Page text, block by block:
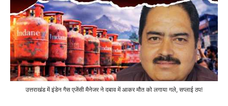
उत्तराखंड में इंडेन गैस एजेंसी मैनेजर ने दबाव में आकर मौत को लगाया गले, सप्लाई ठप!